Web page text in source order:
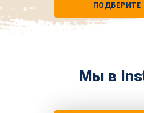
ПОДБЕРИТЕ
Мы в